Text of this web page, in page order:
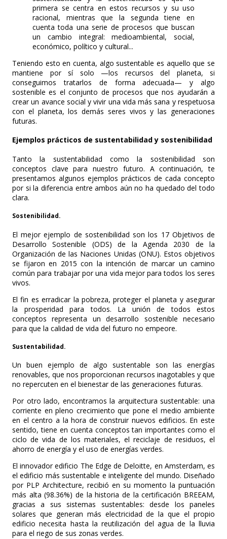
primera se centra en estos recursos y su uso
racional, mientras que la segunda tiene en
cuenta toda una serie de procesos que buscan
un cambio integral: medioambiental, social,
económico, político y cultural...
Teniendo esto en cuenta, algo sustentable es aquello que se
mantiene por sí solo —los recursos del planeta, si
conseguimos tratarlos de forma adecuada— y algo
sostenible es el conjunto de procesos que nos ayudarán a
crear un avance social y vivir una vida más sana y respetuosa
con el planeta, los demás seres vivos y las generaciones
futuras.
Ejemplos prácticos de sustentabilidad y sostenibilidad
Tanto la sustentabilidad como la sostenibilidad son
conceptos clave para nuestro futuro. A continuación, te
presentamos algunos ejemplos prácticos de cada concepto
por si la diferencia entre ambos aún no ha quedado del todo
clara.
Sostenibilidad.
El mejor ejemplo de sostenibilidad son los 17 Objetivos de
Desarrollo Sostenible (ODS) de la Agenda 2030 de la
Organización de las Naciones Unidas (ONU). Estos objetivos
se fijaron en 2015 con la intención de marcar un camino
común para trabajar por una vida mejor para todos los seres
vivos.
El fin es erradicar la pobreza, proteger el planeta y asegurar
la prosperidad para todos. La unión de todos estos
conceptos representa un desarrollo sostenible necesario
para que la calidad de vida del futuro no empeore.
Sustentabilidad.
Un buen ejemplo de algo sustentable son las energías
renovables, que nos proporcionan recursos inagotables y que
no repercuten en el bienestar de las generaciones futuras.
Por otro lado, encontramos la arquitectura sustentable: una
corriente en pleno crecimiento que pone el medio ambiente
en el centro a la hora de construir nuevos edificios. En este
sentido, tiene en cuenta conceptos tan importantes como el
ciclo de vida de los materiales, el reciclaje de residuos, el
ahorro de energía y el uso de energías verdes.
El innovador edificio The Edge de Deloitte, en Amsterdam, es
el edificio más sustentable e inteligente del mundo. Diseñado
por PLP Architecture, recibió en su momento la puntuación
más alta (98.36%) de la historia de la certificación BREEAM,
gracias a sus sistemas sustentables: desde los paneles
solares que generan más electricidad de la que el propio
edificio necesita hasta la reutilización del agua de la lluvia
para el riego de sus zonas verdes.